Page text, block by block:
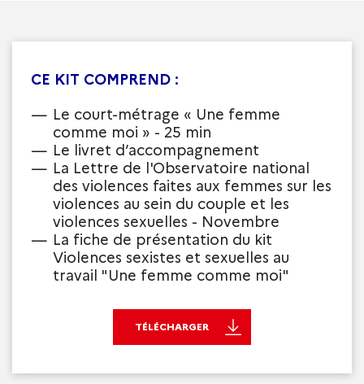
CE KIT COMPREND :
Le court-métrage « Une femme
comme moi » - 25 min
Le livret d’accompagnement
La Lettre de l'Observatoire national
des violences faites aux femmes sur les
violences au sein du couple et les
violences sexuelles - Novembre
La fiche de présentation du kit
Violences sexistes et sexuelles au
travail "Une femme comme moi"
TÉLÉCHARGER